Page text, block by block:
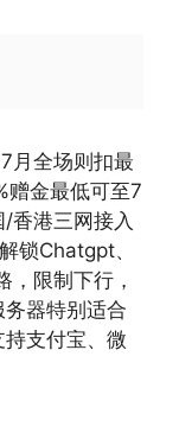
月全场则扣最
赠金最低可至7
香港三网接入
锁Chatgpt、
限制下行，
器特别适合
支付宝、微